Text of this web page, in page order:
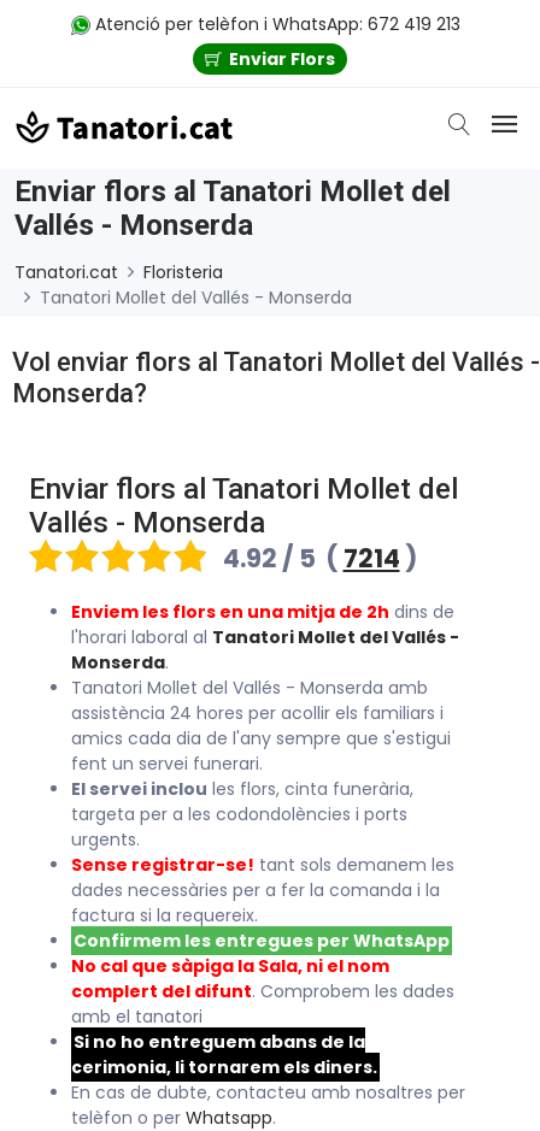
Atenció per telèfon i WhatsApp: 672 419 213
Enviar Flors
Enviar flors al Tanatori Mollet del
Vallés - Monserda
Tanatori.cat
Floristeria
Tanatori Mollet del Vallés - Monserda
Vol enviar flors al Tanatori Mollet del Vallés -
Monserda?
Enviar flors al Tanatori Mollet del
Vallés - Monserda
4.92 / 5 ( 7214 )
Enviem les flors en una mitja de 2h dins de
l'horari laboral al Tanatori Mollet del Vallés -
Monserda.
Tanatori Mollet del Vallés - Monserda amb
assistència 24 hores per acollir els familiars i
amics cada dia de l'any sempre que s'estigui
fent un servei funerari.
El servei inclou les flors, cinta funerària,
targeta per a les codondolències i ports
urgents.
Sense registrar-se! tant sols demanem les
dades necessàries per a fer la comanda i la
factura si la requereix.
Confirmem les entregues per WhatsApp
No cal que sàpiga la Sala, ni el nom
complert del difunt. Comprobem les dades
amb el tanatori
Si no ho entreguem abans de la
cerimonia, li tornarem els diners.
En cas de dubte, contacteu amb nosaltres per
telèfon o perWhatsapp.